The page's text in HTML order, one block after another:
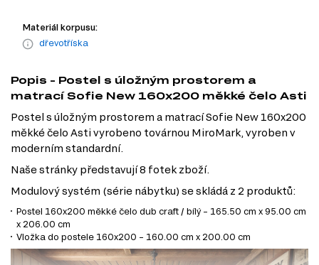
Materiál korpusu:
dřevotříska
Popis - Postel s úložným prostorem a
matrací Sofie New 160x200 měkké čelo Asti
Postel s úložným prostorem a matrací Sofie New 160x200
měkké čelo Asti vyrobeno továrnou MiroMark, vyroben v
moderním standardní.
Naše stránky představují 8 fotek zboží.
Modulový systém (série nábytku) se skládá z 2 produktů:
Postel 160x200 měkké čelo dub craft / bílý – 165.50 cm x 95.00 cm
x 206.00 cm
Vložka do postele 160x200 – 160.00 cm x 200.00 cm